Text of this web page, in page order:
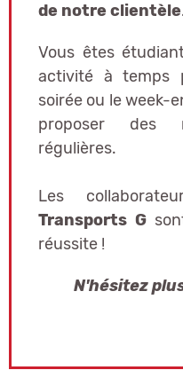
de notre clientèle
Vous êtes
activité à temps
soirée ou le week-
proposer des
régulières.
Les
Transports G
réussite !
N'hésitez